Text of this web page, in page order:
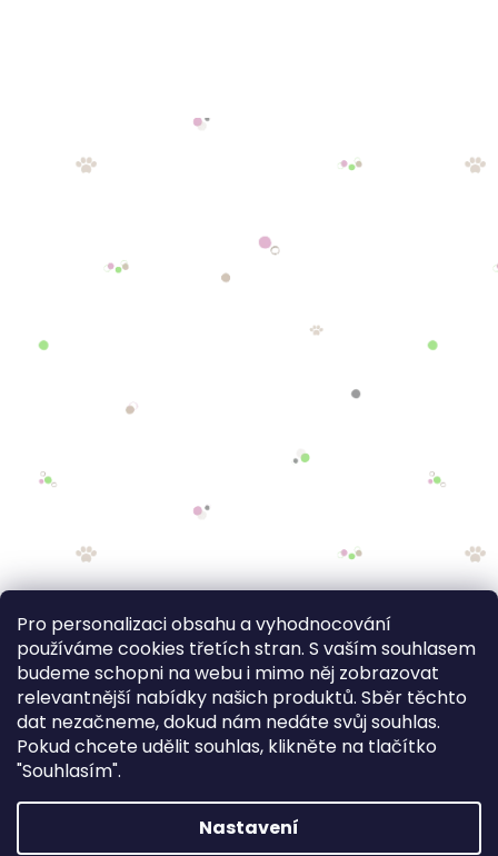
Pro personalizaci obsahu a vyhodnocování
používáme cookies třetích stran. S vaším souhlasem
budeme schopni na webu i mimo něj zobrazovat
relevantnější nabídky našich produktů. Sběr těchto
dat nezačneme, dokud nám nedáte svůj souhlas.
Pokud chcete udělit souhlas, klikněte na tlačítko
"Souhlasím".
Nastavení